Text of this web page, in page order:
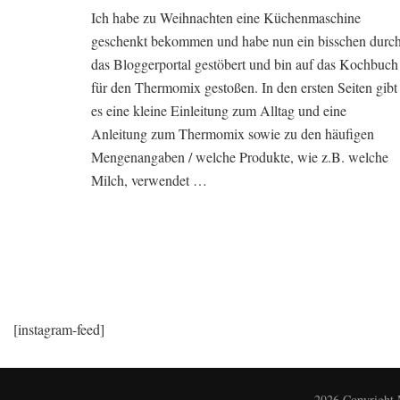
Ich habe zu Weihnachten eine Küchenmaschine
geschenkt bekommen und habe nun ein bisschen durch
das Bloggerportal gestöbert und bin auf das Kochbuch
für den Thermomix gestoßen. In den ersten Seiten gibt
es eine kleine Einleitung zum Alltag und eine
Anleitung zum Thermomix sowie zu den häufigen
Mengenangaben / welche Produkte, wie z.B. welche
Milch, verwendet …
[instagram-feed]